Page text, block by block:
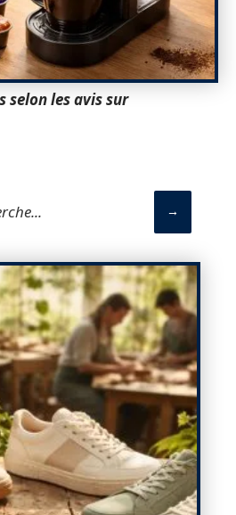
selon les avis sur